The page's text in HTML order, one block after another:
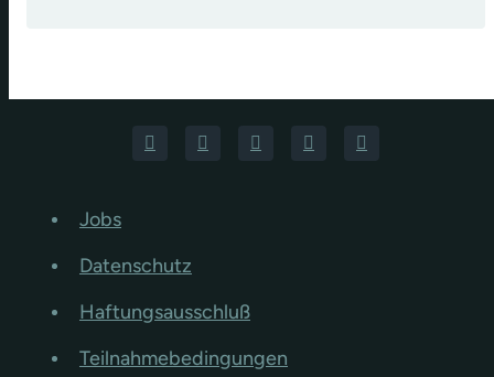
Jobs
Datenschutz
Haftungsausschluß
Teilnahmebedingungen